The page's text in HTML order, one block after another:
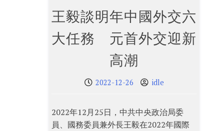
王毅談明年中國外交六
大任務 元首外交迎新
高潮
2022-12-26 idle
2022年12月25日，中共中央政治局委
員、國務委員兼外長王毅在2022年國際